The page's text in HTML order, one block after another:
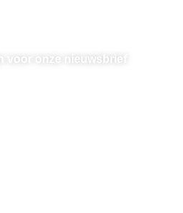
voor onze nieuwsbrief